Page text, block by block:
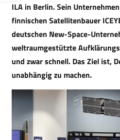
ILA in Berlin. Sein
finnischen Satellitenbauer
deutschen New-Space-
weltraumgestützte
und zwar schnell. Das Ziel ist,
unabhängig zu machen.